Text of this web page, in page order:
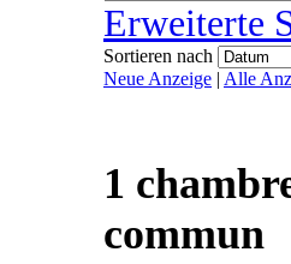
Erweiterte
Sortieren nach
Neue Anzeige | Alle
1
commun